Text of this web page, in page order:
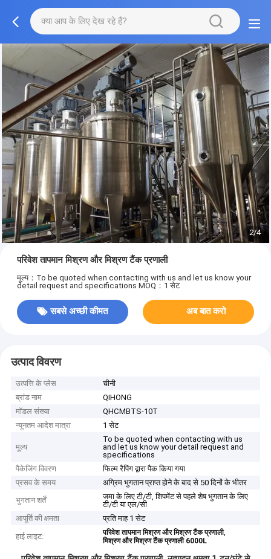
2/4
परिवेश तापमान मिश्रण और मिश्रण टैंक प्रणाली
मूल्य：To be quoted when contacting with us and let us know your
detail request and specifications MOQ：1 सेट
सबसे अच्छी कीमत अब बात करो
उत्पाद विवरण
उत्पत्ति के प्लेस
चीनी
ब्रांड नाम
QIHONG
मॉडल संख्या
QHCMBTS-10T
न्यूनतम आदेश मात्रा
1 सेट
मूल्य
To be quoted when contacting with us
and let us know your detail request and
specifications
पैकेजिंग विवरण
फिल्म रैपिंग द्वारा पैक किया गया
प्रसव के समय
अग्रिम भुगतान प्राप्त होने के बाद से 50 दिनों के भीतर
भुगतान शर्तें
जमा के लिए टी/टी, शिपमेंट से पहले शेष भुगतान के लिए
टी/टी या एल/सी
आपूर्ति की क्षमता
प्रति माह 1 सेट
हाई लाइट:
परिवेश तापमान मिश्रण और मिश्रण टैंक प्रणाली,
मिश्रण और मिश्रण टैंक प्रणाली 6000L